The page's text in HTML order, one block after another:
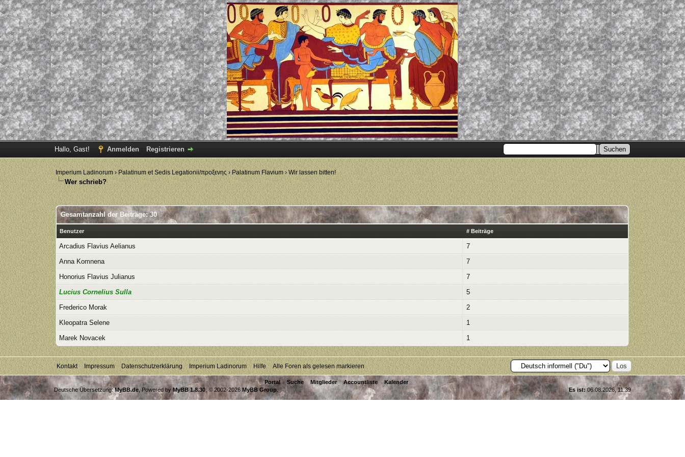
Hallo, Gast! Anmelden Registrieren
Imperium Ladinorum›Palatinum et Sedis Legationii/προξενης ›Palatinum Flavium ›Wir lassen bitten!
Wer schrieb?
Gesamtanzahl der Beiträge: 30
Benutzer # Beiträge
Arcadius Flavius Aelianus
7
Anna Komnena
7
Honorius Flavius Julianus
7
Lucius Cornelius Sulla
5
Frederico Morak
2
Kleopatra Selene
1
Marek Novacek
1
Kontakt Impressum Datenschutzerklärung Imperium Ladinorum Hilfe Alle Foren als gelesen markieren
Portal Suche Mitglieder Accountliste
Kalender
Es ist:06.08.2026, 11:39
Deutsche Übersetzung:MyBB.de, Powered byMyBB 1.8.30, © 2002-2026MyBB Group.